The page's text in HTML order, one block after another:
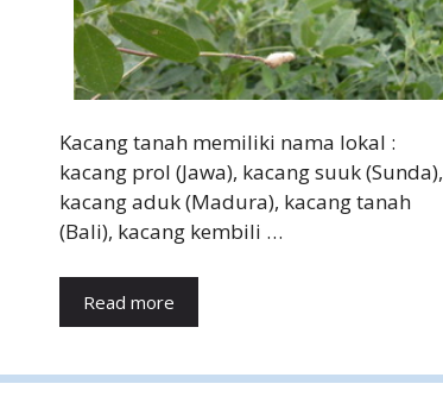
Kacang tanah memiliki nama lokal :
kacang prol (Jawa), kacang suuk (Sunda),
kacang aduk (Madura), kacang tanah
(Bali), kacang kembili …
Read more